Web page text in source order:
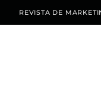
REVISTA DE